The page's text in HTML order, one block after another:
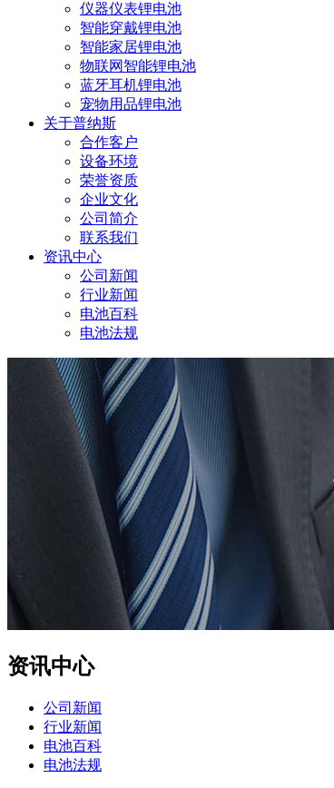
仪器仪表锂电池
智能穿戴锂电池
智能家居锂电池
物联网智能锂电池
蓝牙耳机锂电池
宠物用品锂电池
关于普纳斯
合作客户
设备环境
荣誉资质
企业文化
公司简介
联系我们
资讯中心
公司新闻
行业新闻
电池百科
电池法规
资讯中心
公司新闻
行业新闻
电池百科
电池法规